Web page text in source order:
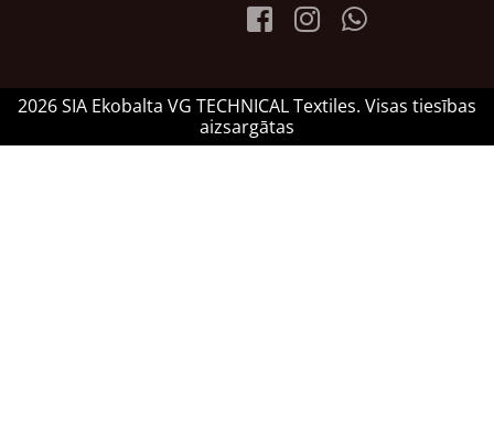
2026 SIA Ekobalta VG TECHNICAL Textiles. Visas tiesības
aizsargātas